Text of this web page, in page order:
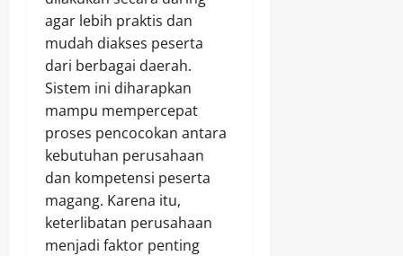
agar lebih praktis dan
mudah diakses peserta
dari berbagai daerah.
Sistem ini diharapkan
mampu mempercepat
proses pencocokan antara
kebutuhan perusahaan
dan kompetensi peserta
magang. Karena itu,
keterlibatan perusahaan
menjadi faktor penting